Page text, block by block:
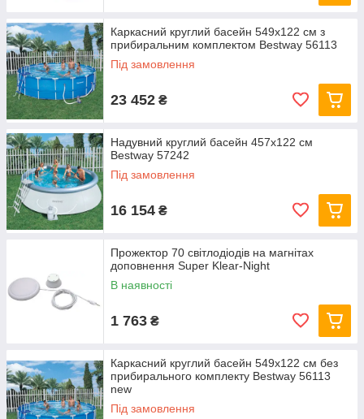
Каркасний круглий басейн 549x122 см з
прибиральним комплектом Bestway 56113
Під замовлення
23 452 ₴
Надувний круглий басейн 457х122 см
Bestway 57242
Під замовлення
16 154 ₴
Прожектор 70 світлодіодів на магнітах
доповнення Super Klear-Night
В наявності
1 763 ₴
Каркасний круглий басейн 549x122 см без
прибирального комплекту Bestway 56113
new
Під замовлення